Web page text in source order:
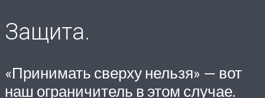
Защита.
«Принимать сверху нельзя» — вот
наш ограничитель в этом случае.